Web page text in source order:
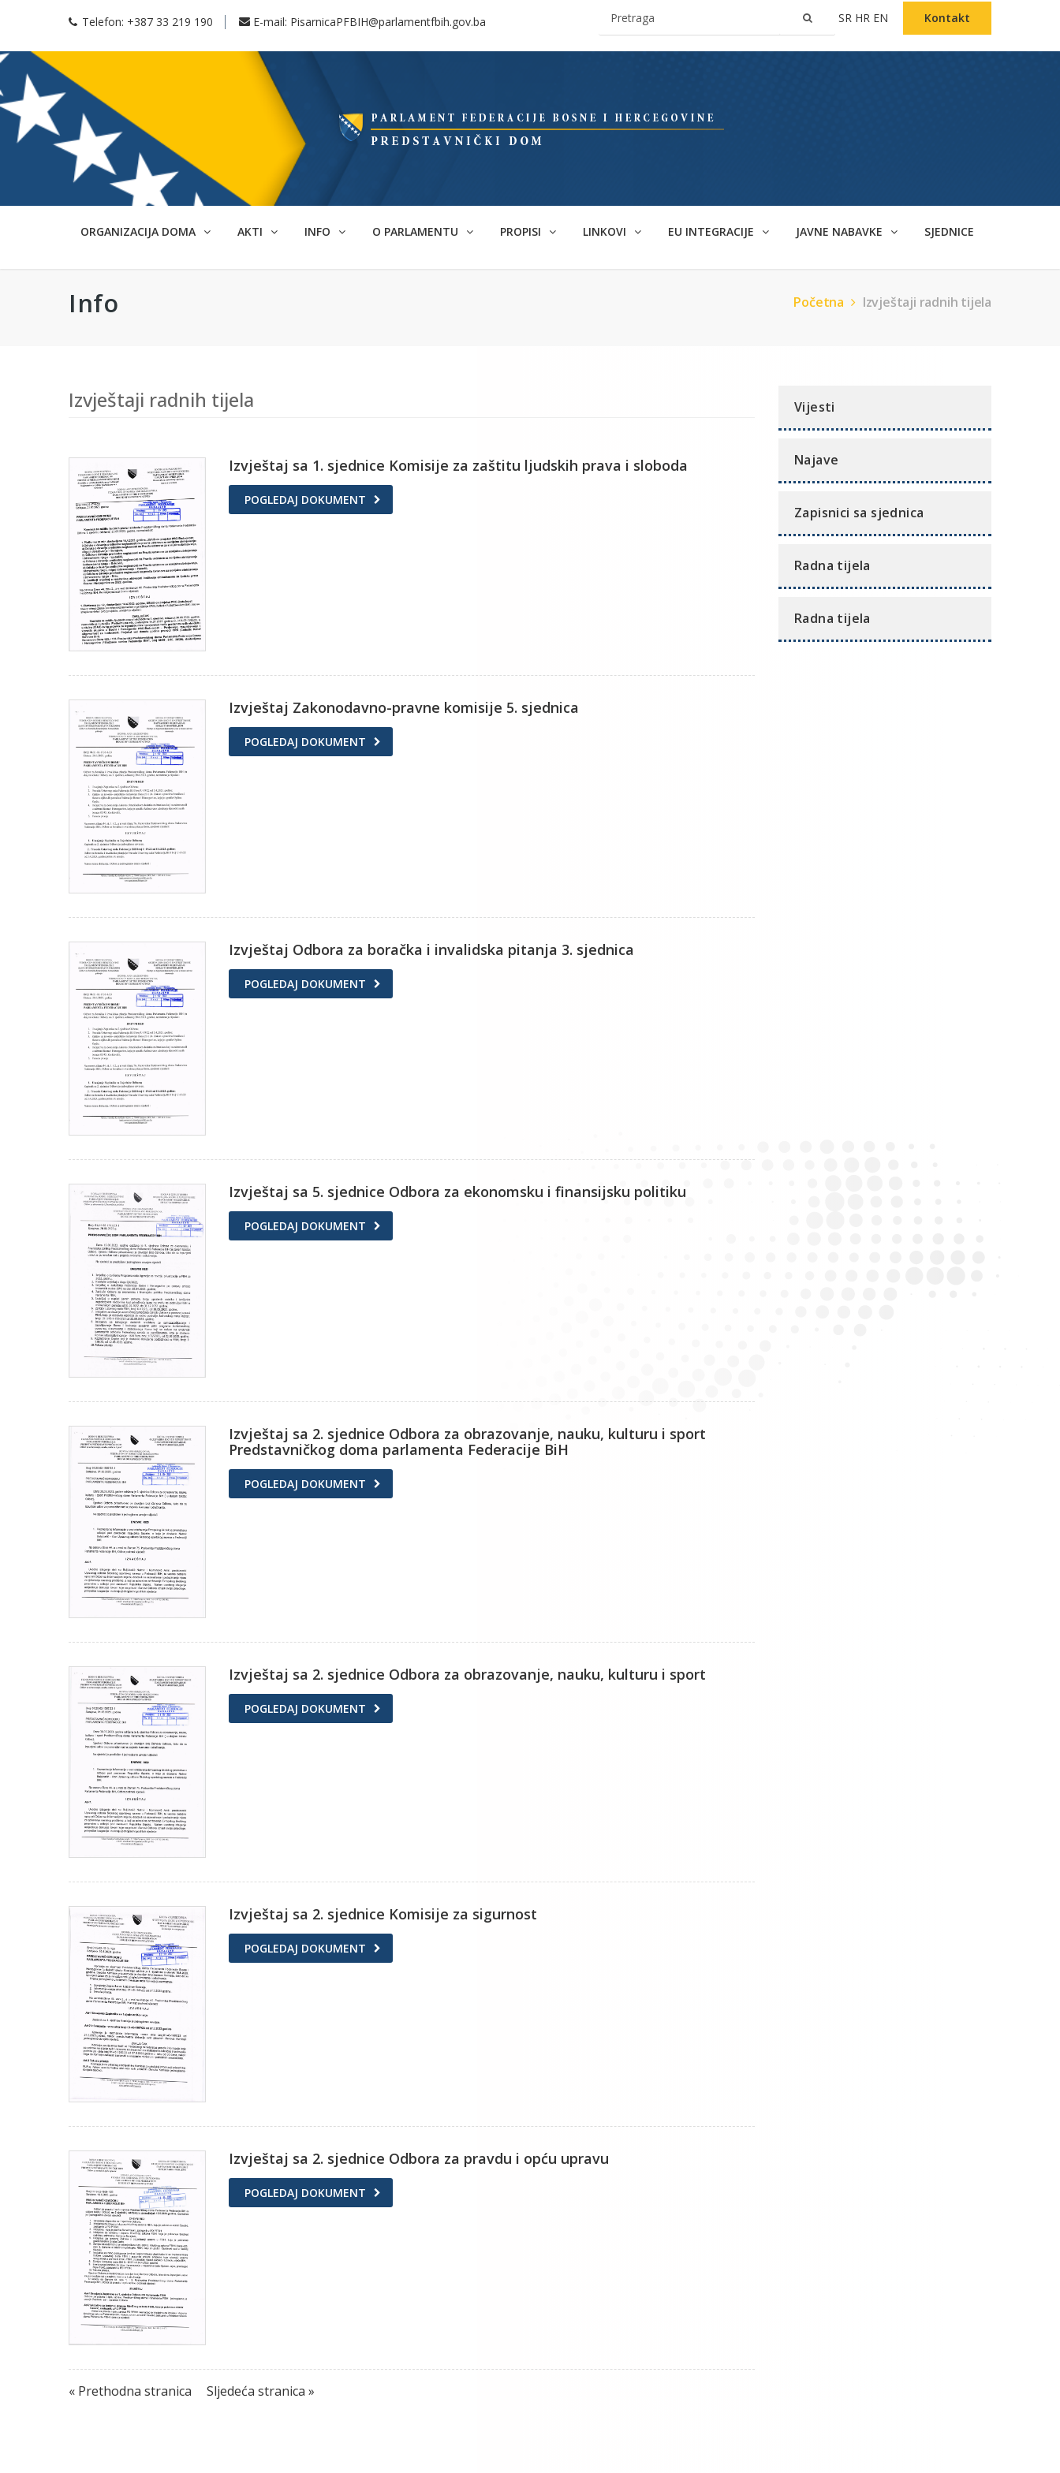
Telefon: +387 33 219 190 E-mail: PisarnicaPFBIH@parlamentfbih.gov.ba SR HR EN Kontakt
ORGANIZACIJA DOMA AKTI INFO O PARLAMENTU PROPISI LINKOVI EU INTEGRACIJE JAVNE NABAVKE SJEDNICE
Info Početna Izvještaji radnih tijela
Izvještaji radnih tijela
Izvještaj sa 1. sjednice Komisije za zaštitu ljudskih prava i sloboda
POGLEDAJ DOKUMENT
Izvještaj Zakonodavno-pravne komisije 5. sjednica
POGLEDAJ DOKUMENT
Izvještaj Odbora za boračka i invalidska pitanja 3. sjednica
POGLEDAJ DOKUMENT
Izvještaj sa 5. sjednice Odbora za ekonomsku i finansijsku politiku
POGLEDAJ DOKUMENT
Izvještaj sa 2. sjednice Odbora za obrazovanje, nauku, kulturu i sport
Predstavničkog doma parlamenta Federacije BiH
POGLEDAJ DOKUMENT
Izvještaj sa 2. sjednice Odbora za obrazovanje, nauku, kulturu i sport
POGLEDAJ DOKUMENT
Izvještaj sa 2. sjednice Komisije za sigurnost
POGLEDAJ DOKUMENT
Izvještaj sa 2. sjednice Odbora za pravdu i opću upravu
POGLEDAJ DOKUMENT
« Prethodna stranica Sljedeća stranica »
Vijesti
Najave
Zapisnici sa sjednica
Radna tijela
Radna tijela